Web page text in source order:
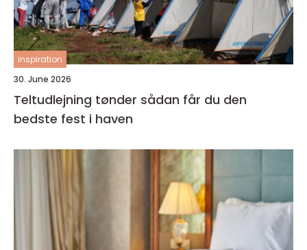
inspiration
30. June 2026
Teltudlejning tønder sådan får du den
bedste fest i haven